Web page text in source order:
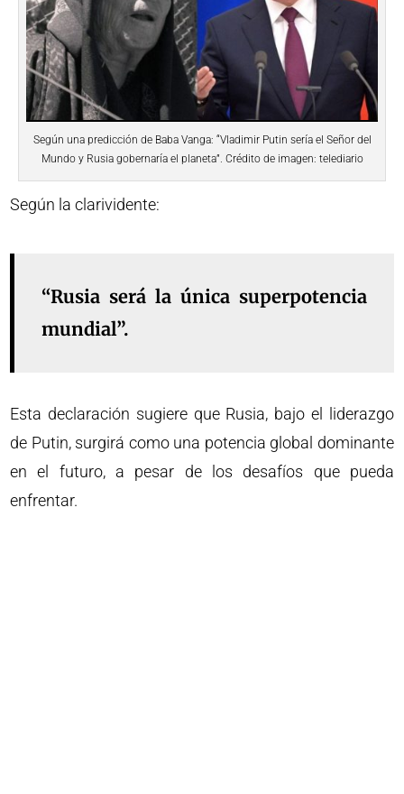
Según una predicción de Baba Vanga: “Vladimir Putin sería el Señor del
Mundo y Rusia gobernaría el planeta”. Crédito de imagen: telediario
Según la clarividente:
“Rusia será la única superpotencia
mundial”.
Esta declaración sugiere que Rusia, bajo el liderazgo
de Putin, surgirá como una potencia global dominante
en el futuro, a pesar de los desafíos que pueda
enfrentar.